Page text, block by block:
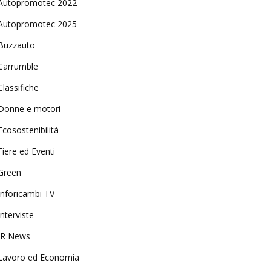
2022
2025
e motori
ed Eventi
TV
News
ed Economia